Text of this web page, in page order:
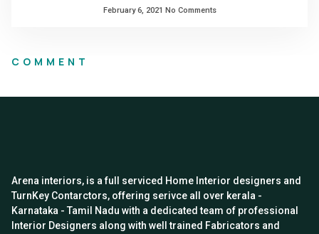
February 6, 2021 No Comments
COMMENT
Arena interiors, is a full serviced Home Interior designers and
TurnKey Contarctors, offering serivce all over kerala -
Karnataka - Tamil Nadu with a dedicated team of professional
Interior Designers along with well trained Fabricators and